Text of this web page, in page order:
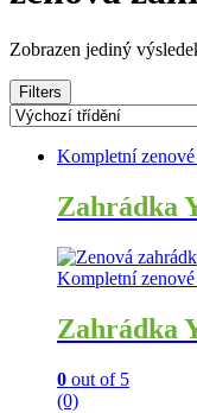
Zobrazen jediný
Filters
Kompletní
Zahrádka
Kompletní
Zahrádka
0 out of 5
(0)